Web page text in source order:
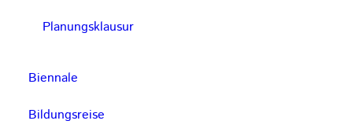
Planungsklausur
Biennale
Bildungsreise